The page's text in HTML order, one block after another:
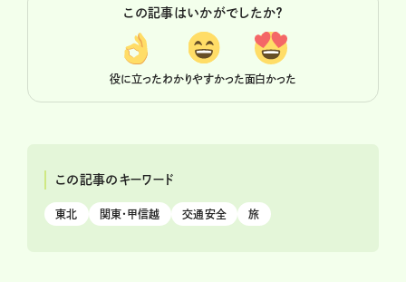
この記事はいかがでしたか？
役に立ったわかりやすかった面白かった
この記事のキーワード
東北 関東・甲信越 交通安全 旅